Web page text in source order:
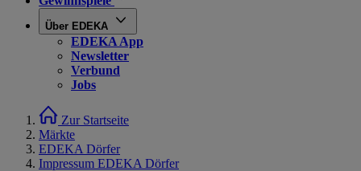
Über EDEKA
EDEKA App
Newsletter
Verbund
Jobs
Zur Startseite
Märkte
EDEKA Dörfer
Impressum EDEKA Dörfer